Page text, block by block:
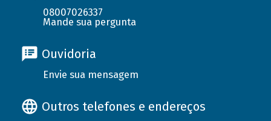
08007026337
Mande sua pergunta
Ouvidoria
Envie sua mensagem
Outros telefones e endereços